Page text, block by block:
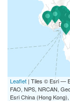
Leaflet | Tiles © Esri —
FAO, NPS, NRCAN,
Esri China (Hong